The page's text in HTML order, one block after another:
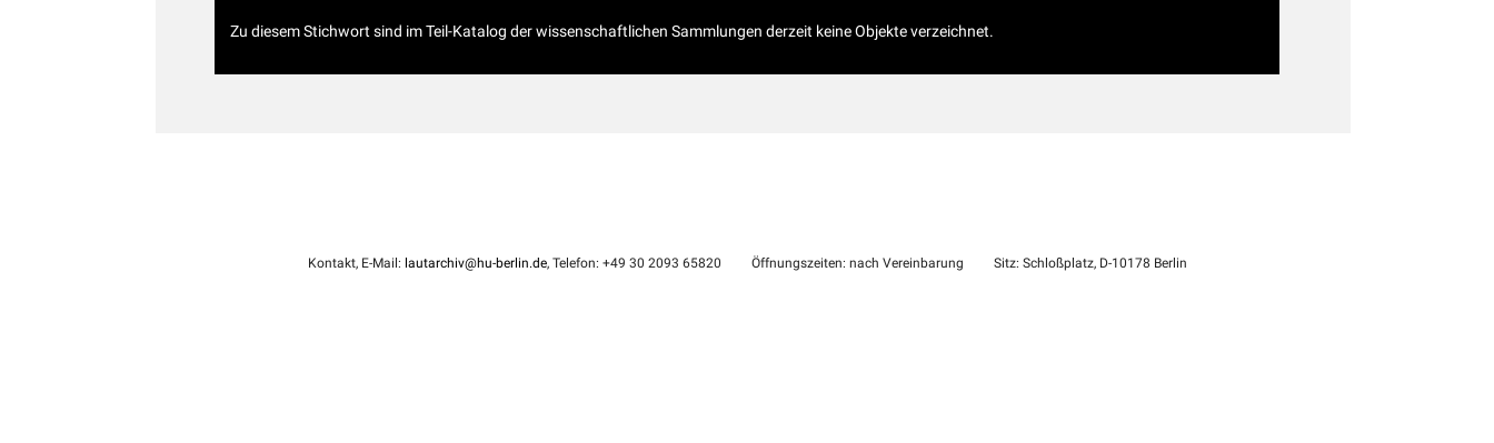
Zu diesem Stichwort sind im Teil-Katalog der wissenschaftlichen Sammlungen derzeit keine Objekte verzeichnet.
Kontakt, E-Mail: lautarchiv@hu-berlin.de, Telefon: +49 30 2093 65820 Öffnungszeiten: nach Vereinbarung Sitz: Schloßplatz, D-10178 Berlin